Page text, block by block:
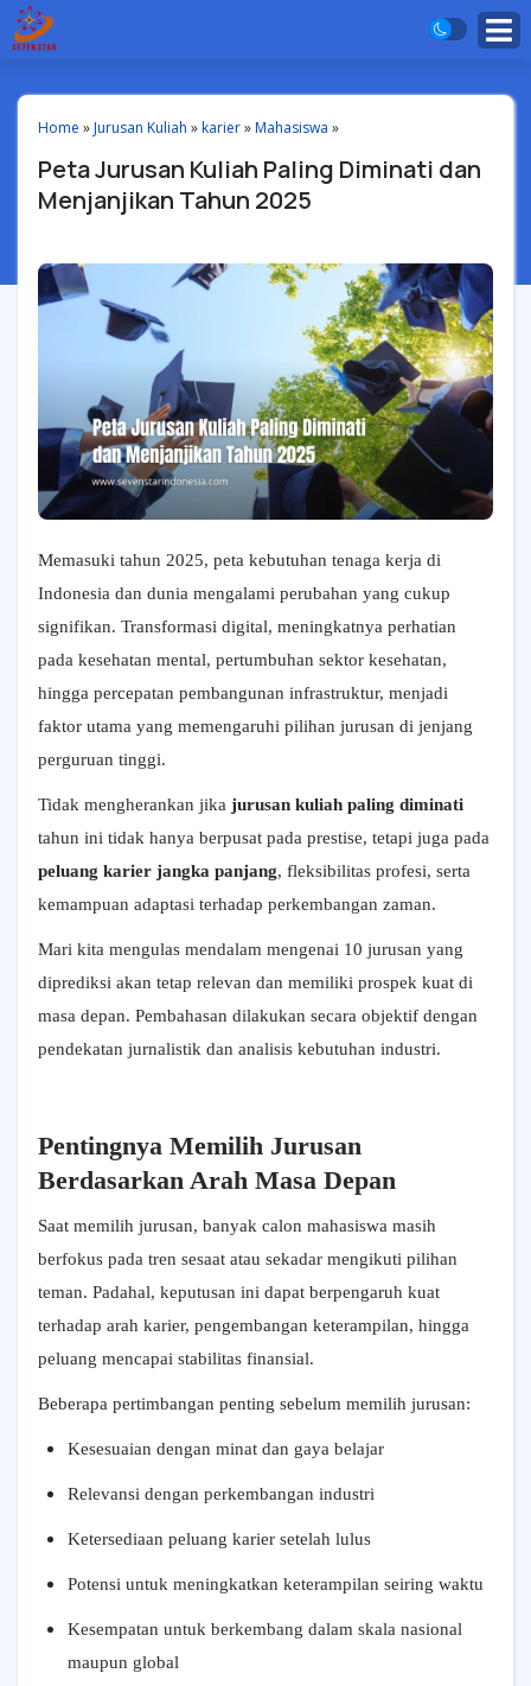
Home »Jurusan Kuliah »karier»Mahasiswa »
Peta Jurusan Kuliah Paling Diminati dan
Menjanjikan Tahun 2025
Memasuki tahun 2025, peta kebutuhan tenaga kerja di
Indonesia dan dunia mengalami perubahan yang cukup
signifikan. Transformasi digital, meningkatnya perhatian
pada kesehatan mental, pertumbuhan sektor kesehatan,
hingga percepatan pembangunan infrastruktur, menjadi
faktor utama yang memengaruhi pilihan jurusan di jenjang
perguruan tinggi.
Tidak mengherankan jika jurusan kuliah paling diminati
tahun ini tidak hanya berpusat pada prestise, tetapi juga pada
peluang karier jangka panjang, fleksibilitas profesi, serta
kemampuan adaptasi terhadap perkembangan zaman.
Mari kita mengulas mendalam mengenai 10 jurusan yang
diprediksi akan tetap relevan dan memiliki prospek kuat di
masa depan. Pembahasan dilakukan secara objektif dengan
pendekatan jurnalistik dan analisis kebutuhan industri.
Pentingnya Memilih Jurusan
Berdasarkan Arah Masa Depan
Saat memilih jurusan, banyak calon mahasiswa masih
berfokus pada tren sesaat atau sekadar mengikuti pilihan
teman. Padahal, keputusan ini dapat berpengaruh kuat
terhadap arah karier, pengembangan keterampilan, hingga
peluang mencapai stabilitas finansial.
Beberapa pertimbangan penting sebelum memilih jurusan:
Kesesuaian dengan minat dan gaya belajar
Relevansi dengan perkembangan industri
Ketersediaan peluang karier setelah lulus
Potensi untuk meningkatkan keterampilan seiring waktu
Kesempatan untuk berkembang dalam skala nasional
maupun global